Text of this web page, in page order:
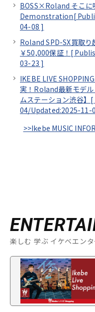
BOSS×Roland そこ
Demonstration[
04-08 ]
Roland SPD-SX買取
￥50,000保証！[
03-23 ]
IKEBE LIVE
実！Roland最新モデ
ムステーション渋谷】[
04/Updated:2025-11-
>>Ikebe MUSIC
楽しむ 学ぶ イケベエン